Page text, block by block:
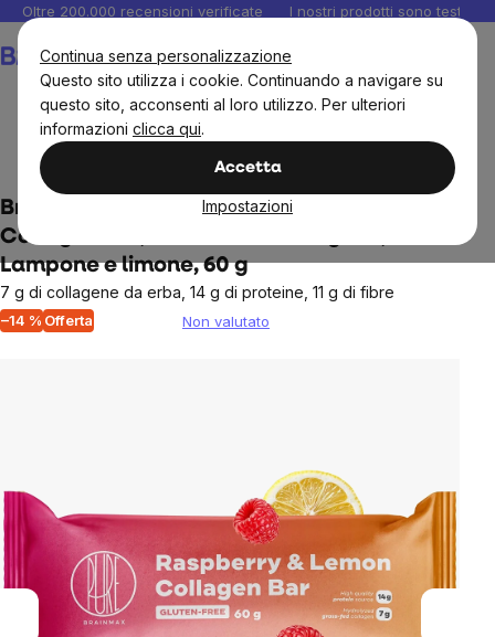
Continua senza personalizzazione
Questo sito utilizza i cookie. Continuando a navigare su
questo sito, acconsenti al loro utilizzo. Per ulteriori
informazioni clicca qui.
Accetta
Impostazioni
Salta
contenuto
Oltre 200.000 recensioni verificate I nostri prodotti sono testati
Snacks e cioccolata Stick e biscotti proteici
BrainMax Pure® Raspberry & Lemon
Collagen Bar, Barretta di collagene,
Lampone e limone, 60 g
7 g di collagene da erba, 14 g di proteine, 11 g di fibre
–14 % Offerta
The
stars.
Non valutato